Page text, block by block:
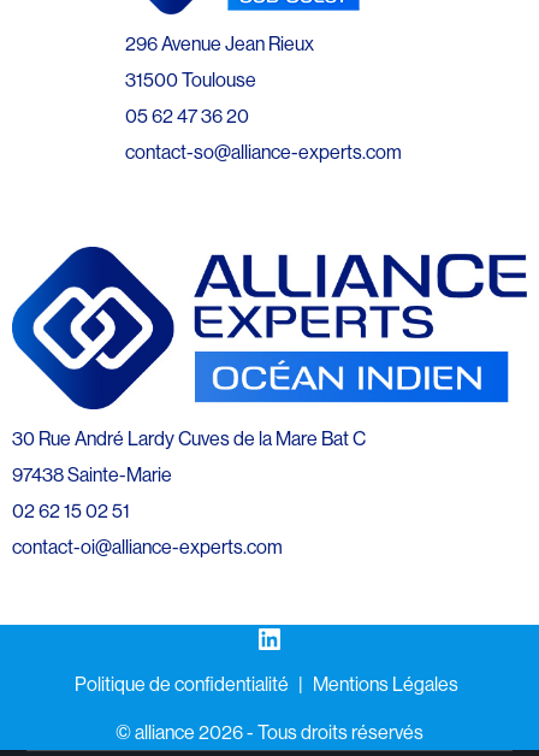
296 Avenue Jean Rieux
31500 Toulouse
05 62 47 36 20
contact-so@alliance-experts.com
30 Rue André Lardy Cuves de la Mare Bat C
97438 Sainte-Marie
02 62 15 02 51
contact-oi@alliance-experts.com
LinkedIn
Politique de confidentialité
Mentions Légales
©️ alliance 2026 - Tous droits réservés